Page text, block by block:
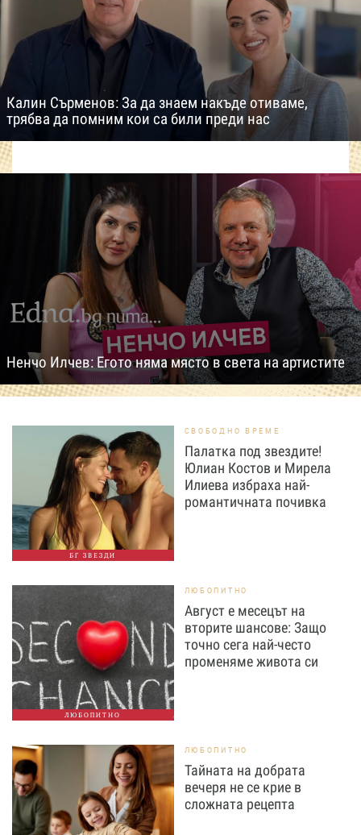
Калин Сърменов: За да знаем накъде отиваме,
трябва да помним кои са били преди нас
Ненчо Илчев: Егото няма място в света на артистите
БГ ЗВЕЗДИ
СВОБОДНО ВРЕМЕ
Палатка под звездите!
Юлиан Костов и Мирела
Илиева избраха най-
романтичната почивка
ЛЮБОПИТНО
ЛЮБОПИТНО
Август е месецът на
вторите шансове: Защо
точно сега най-често
променяме живота си
ЛЮБОПИТНО
Тайната на добрата
вечеря не се крие в
сложната рецепта